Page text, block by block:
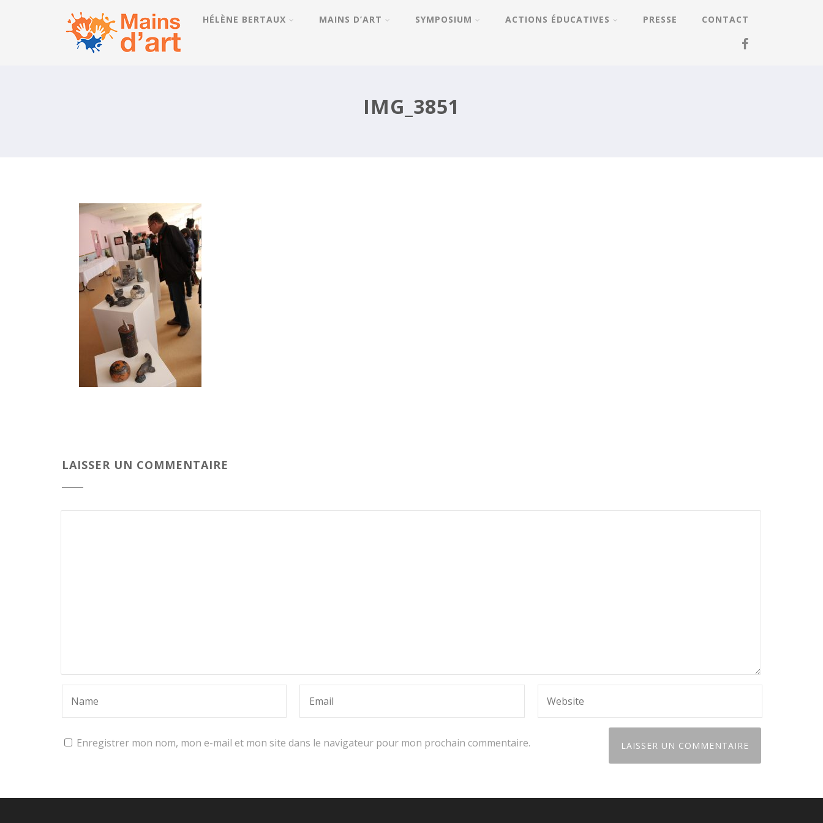
HÉLÈNE BERTAUX MAINS D’ART SYMPOSIUM ACTIONS ÉDUCATIVES PRESSE CONTACT
IMG_3851
LAISSER UN COMMENTAIRE
Enregistrer mon nom, mon e-mail et mon site dans le navigateur pour mon prochain commentaire.